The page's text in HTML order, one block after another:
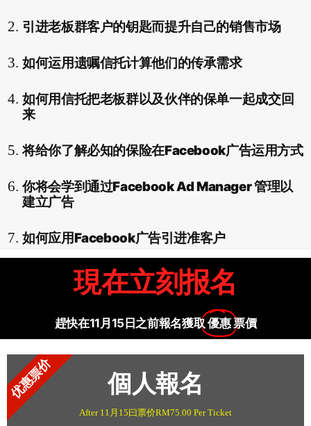
引进老板群客户的钥匙而提升自己的销售市场
如何运用遗嘱信托计算他们的传承需求
如何用信托把老板群以及伙伴的保单一起成交回
来
将给你了解必知的保险在Facebook广告运用方式
你将会学到通过Facebook Ad Manager 管理以
建立广告
如何应用Facebook广告引进准客户
現在立刻报名
趕快在11月15日之前報名獲取 優惠 票價
個人報名
After 11月15曰票价RM75.00 Per Ticket
优惠票价